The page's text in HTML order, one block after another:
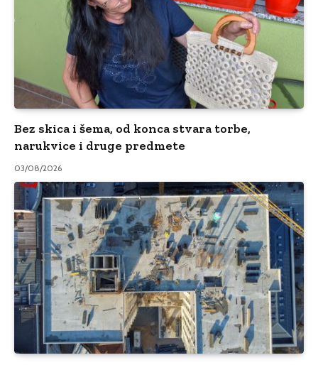
Bez skica i šema, od konca stvara torbe,
narukvice i druge predmete
03/08/2026